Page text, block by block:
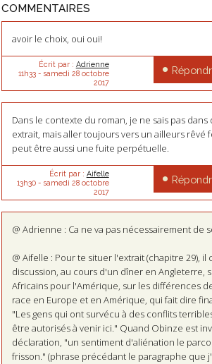
COMMENTAIRES
avoir le choix, oui oui!
Écrit par : Adrienne
11h33- samedi 28 octobre
2017
Dans le contexte du roman, je ne sais pas dans
extrait, mais aller toujours vers un ailleurs rêvé
peut être aussi une fuite perpétuelle.
Écrit par : Aifelle
13h30- samedi 28 octobre
2017
@ Adrienne : Ca ne va pas nécessairement de
@ Aifelle : Pour te situer l'extrait (chapitre 29), il
discussion, au cours d'un dîner en Angleterre,
Africains pour l'Amérique, sur les différences
race en Europe et en Amérique, qui fait dire
"Les gens qui ont survécu à des conflits
être autorisés à venir ici." Quand Obinze est
déclaration, "un sentiment d'aliénation le
frisson." (phrase précédant le paragraphe que